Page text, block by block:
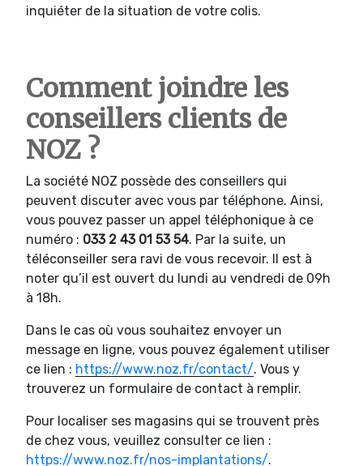
inquiéter de la situation de votre colis.
Comment joindre les
conseillers clients de
NOZ ?
La société NOZ possède des conseillers qui
peuvent discuter avec vous par téléphone. Ainsi,
vous pouvez passer un appel téléphonique à ce
numéro : 033 2 43 01 53 54. Par la suite, un
téléconseiller sera ravi de vous recevoir. Il est à
noter qu’il est ouvert du lundi au vendredi de 09h
à 18h.
Dans le cas où vous souhaitez envoyer un
message en ligne, vous pouvez également utiliser
ce lien : https://www.noz.fr/contact/. Vous y
trouverez un formulaire de contact à remplir.
Pour localiser ses magasins qui se trouvent près
de chez vous, veuillez consulter ce lien :
https://www.noz.fr/nos-implantations/.